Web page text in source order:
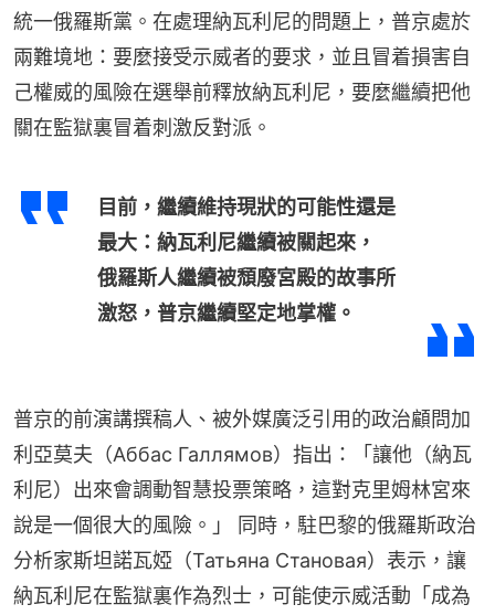
統一俄羅斯黨。在處理納瓦利尼的問題上，普京處於
兩難境地：要麼接受示威者的要求，並且冒着損害自
己權威的風險在選舉前釋放納瓦利尼，要麼繼續把他
關在監獄裏冒着刺激反對派。
目前，繼續維持現狀的可能性還是
最大：納瓦利尼繼續被關起來，
俄羅斯人繼續被頹廢宮殿的故事所
激怒，普京繼續堅定地掌權。
普京的前演講撰稿人、被外媒廣泛引用的政治顧問加
利亞莫夫（Аббас Галлямов）指出：「讓他（納瓦
利尼）出來會調動智慧投票策略，這對克里姆林宮來
說是一個很大的風險。」 同時，駐巴黎的俄羅斯政治
分析家斯坦諾瓦婭（Татьяна Становая）表示，讓
納瓦利尼在監獄裏作為烈士，可能使示威活動「成為